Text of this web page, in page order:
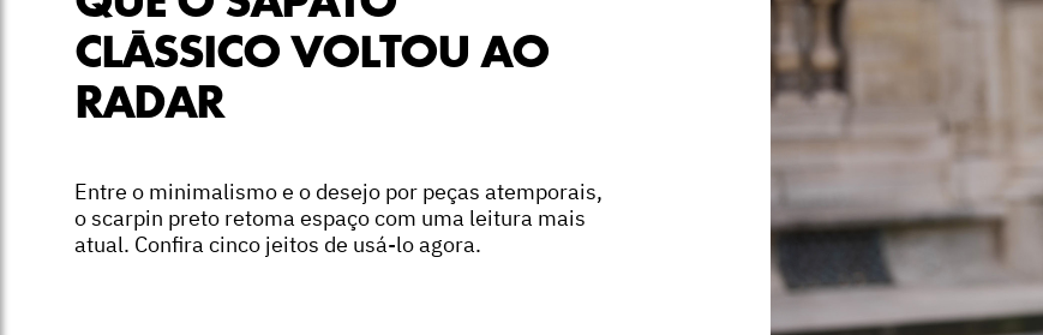
CLÁSSICO VOLTOU AO
RADAR
Entre o minimalismo e o desejo por peças atemporais,
o scarpin preto retoma espaço com uma leitura mais
atual. Confira cinco jeitos de usá-lo agora.